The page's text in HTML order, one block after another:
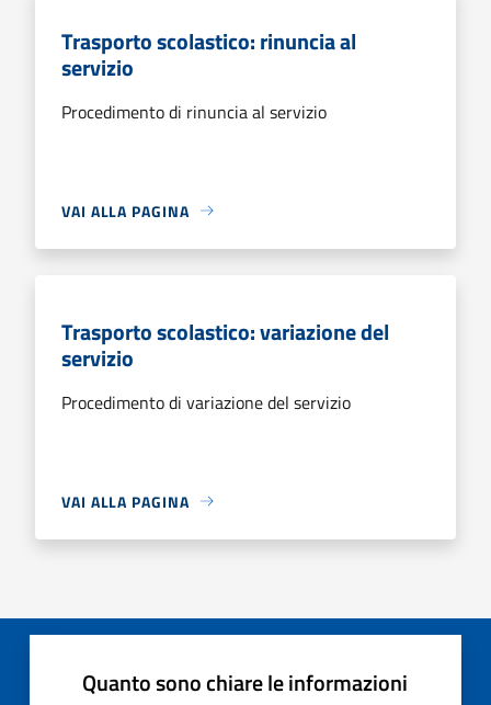
Trasporto scolastico: rinuncia al
servizio
Procedimento di rinuncia al servizio
VAI ALLA PAGINA
Trasporto scolastico: variazione del
servizio
Procedimento di variazione del servizio
VAI ALLA PAGINA
Quanto sono chiare le informazioni